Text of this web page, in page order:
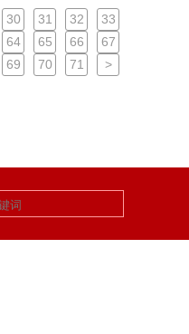
30 31 32
33
64 65 66
67
69 70 71 >